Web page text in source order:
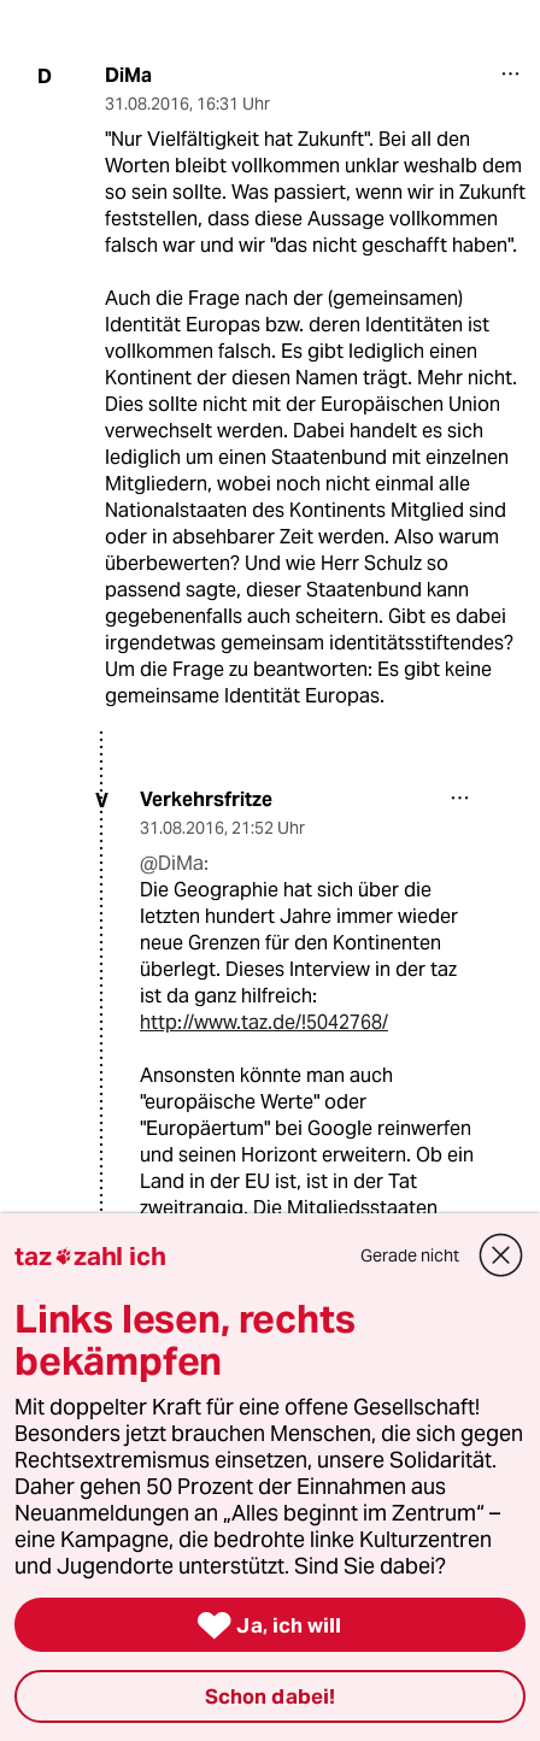
D DiMa
31.08.2016, 16:31 Uhr
"Nur Vielfältigkeit hat Zukunft". Bei all den
Worten bleibt vollkommen unklar weshalb dem
so sein sollte. Was passiert, wenn wir in Zukunft
feststellen, dass diese Aussage vollkommen
falsch war und wir "das nicht geschafft haben".
Auch die Frage nach der (gemeinsamen)
Identität Europas bzw. deren Identitäten ist
vollkommen falsch. Es gibt lediglich einen
Kontinent der diesen Namen trägt. Mehr nicht.
Dies sollte nicht mit der Europäischen Union
verwechselt werden. Dabei handelt es sich
lediglich um einen Staatenbund mit einzelnen
Mitgliedern, wobei noch nicht einmal alle
Nationalstaaten des Kontinents Mitglied sind
oder in absehbarer Zeit werden. Also warum
überbewerten? Und wie Herr Schulz so
passend sagte, dieser Staatenbund kann
gegebenenfalls auch scheitern. Gibt es dabei
irgendetwas gemeinsam identitätsstiftendes?
Um die Frage zu beantworten: Es gibt keine
gemeinsame Identität Europas.
V Verkehrsfritze
31.08.2016, 21:52 Uhr
@DiMa:
Die Geographie hat sich über die
letzten hundert Jahre immer wieder
neue Grenzen für den Kontinenten
überlegt. Dieses Interview in der taz
ist da ganz hilfreich:
http://www.taz.de/!5042768/
Ansonsten könnte man auch
"europäische Werte" oder
"Europäertum" bei Google reinwerfen
und seinen Horizont erweitern. Ob ein
Land in der EU ist, ist in der Tat
zweitrangig. Die Mitgliedsstaaten
bewusster als andere Staaten die
auf dem Kontinenten Europa liegen.
S sart
31.08.2016,16:07 Uhr
Ich persönlich halte mit in puncto Leitkultur an
Bierce' Definition des Abendlandes:
"Jener Teil der Welt, der westlich (bzw. östlich)
des Morgenlandes liegt. Größtenteils bewohnt
von Christen, einem mächtigen Unterstamm
der Hypokriten, dessen wichtigste Gewerbe
Mord und Betrug sind, von ihnen gern ’Krieg’
und ’Handel’ genannt. Dies sind auch die
wichtigsten Gewerbe des Morgenlands."
taz zahl ich Gerade nicht
Links lesen, rechts
bekämpfen
Mit doppelter Kraft für eine offene Gesellschaft!
Besonders jetzt brauchen Menschen, die sich gegen
Rechtsextremismus einsetzen, unsere Solidarität.
Daher gehen 50 Prozent der Einnahmen aus
Neuanmeldungen an „Alles beginnt im Zentrum“ –
eine Kampagne, die bedrohte linke Kulturzentren
und Jugendorte unterstützt. Sind Sie dabei?
 Ja, ich will
Schon dabei!